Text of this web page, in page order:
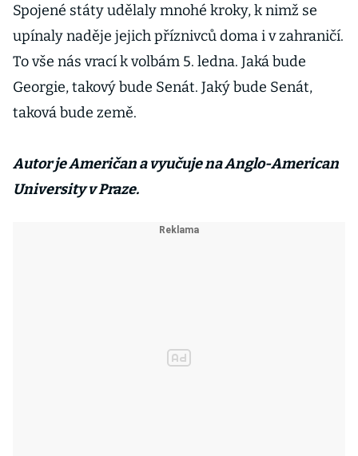
Spojené státy udělaly mnohé kroky, k nimž se
upínaly naděje jejich příznivců doma i v zahraničí.
To vše nás vrací k volbám 5. ledna. Jaká bude
Georgie, takový bude Senát. Jaký bude Senát,
taková bude země.
Autor je Američan a vyučuje na Anglo-American
University v Praze.